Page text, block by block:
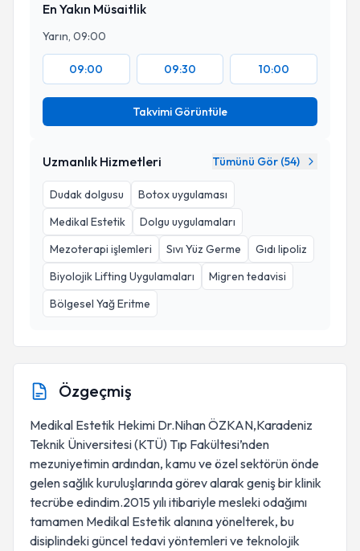
En Yakın Müsaitlik
Yarın, 09:00
09:00 09:30 10:00
Takvimi Görüntüle
Uzmanlık Hizmetleri Tümünü Gör (54)
Dudak dolgusu
Botox uygulaması
Medikal Estetik
Dolgu uygulamaları
Mezoterapi işlemleri
Sıvı Yüz Germe
Gıdı lipoliz
Biyolojik Lifting Uygulamaları
Migren tedavisi
Bölgesel Yağ Eritme
Özgeçmiş
Medikal Estetik Hekimi Dr.Nihan ÖZKAN,Karadeniz
Teknik Üniversitesi (KTÜ) Tıp Fakültesi’nden
mezuniyetimin ardından, kamu ve özel sektörün önde
gelen sağlık kuruluşlarında görev alarak geniş bir klinik
tecrübe edindim.2015 yılı itibariyle mesleki odağımı
tamamen Medikal Estetik alanına yönelterek, bu
disiplindeki güncel tedavi yöntemleri ve teknolojik